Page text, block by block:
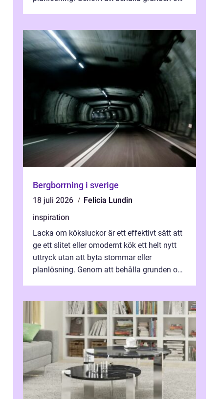
Bergborrning i sverige
18 juli 2026
Felicia Lundin
inspiration
Lacka om köksluckor är ett effektivt sätt att
ge ett slitet eller omodernt kök ett helt nytt
uttryck utan att byta stommar eller
planlösning. Genom att behålla grunden och